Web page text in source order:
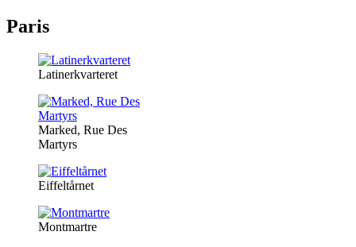
Paris
Latinerkvarteret
Marked, Rue Des
Martyrs
Eiffeltårnet
Montmartre